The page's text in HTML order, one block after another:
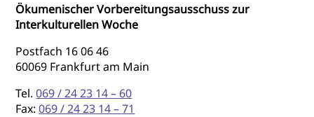
Ökumenischer Vorbereitungsausschuss zur
Interkulturellen Woche
Postfach 16 06 46
60069 Frankfurt am Main
Tel.069 / 24 23 14 – 60
Fax:069 / 24 23 14 – 71